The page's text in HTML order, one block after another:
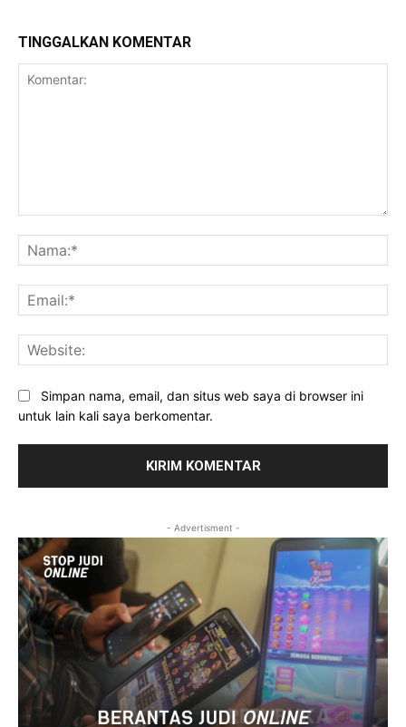
TINGGALKAN KOMENTAR
Simpan nama, email, dan situs web saya di browser ini
untuk lain kali saya berkomentar.
- Advertisment -